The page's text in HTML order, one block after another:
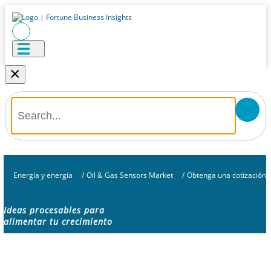
×
Energía y energía / Oil & Gas Sensors Market / Obtenga una cotización
Ideas procesables para
alimentar tu crecimiento